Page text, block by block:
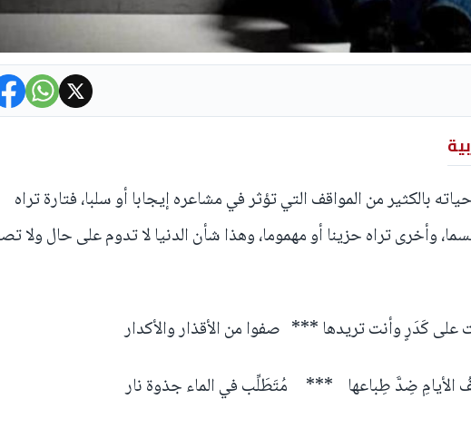
بالكثير من المواقف التي تؤثر في مشاعره إيجابا أو سلبا، فتارة تراه
وأخرى تراه حزينا أو مهموما، وهذا شأن الدنيا لا تدوم على حال ولا
وأنت تريدها *** صفوا من الأقذار والأكدار
ضِدَّ طِباعها *** مُتَطَلِّب في الماء جذوة نار